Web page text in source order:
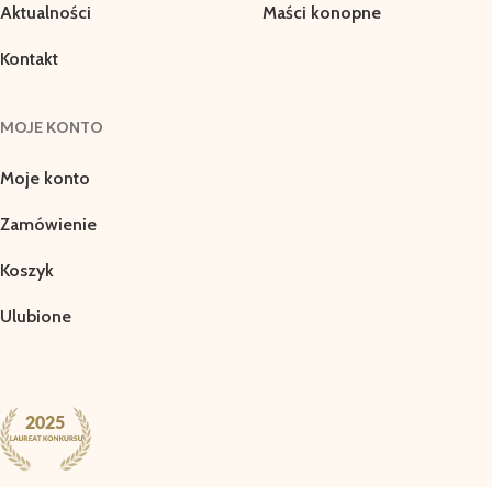
Aktualności
Kontakt
Maści konopne
MOJE KONTO
Moje konto
Zamówienie
Koszyk
Ulubione